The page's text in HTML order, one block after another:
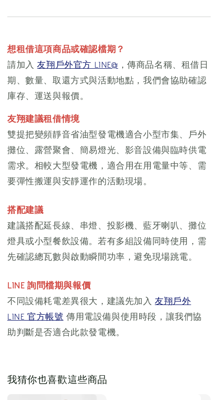
想租借這項商品或確認檔期？
請加入友翔戶外官方 LINE@ ，傳商品名稱、租借日
期、數量、取還方式與活動地點，我們會協助確認
庫存、運送與報價。
友翔建議租借情境
雙提把變頻靜音省油型發電機適合小型市集、戶外
攤位、露營聚會、簡易燈光、影音設備與臨時供電
需求。相較大型發電機，適合用在用電量中等、需
要彈性搬運與安靜運作的活動現場。
搭配建議
建議搭配延長線、串燈、投影機、藍牙喇叭、攤位
燈具或小型餐飲設備。若有多組設備同時使用，需
先確認總瓦數與啟動瞬間功率，避免現場跳電。
LINE 詢問檔期與報價
不同設備耗電差異很大，建議先加入友翔戶外
LINE 官方帳號 傳用電設備與使用時段，讓我們協
助判斷是否適合此款發電機。
我猜你也喜歡這些商品